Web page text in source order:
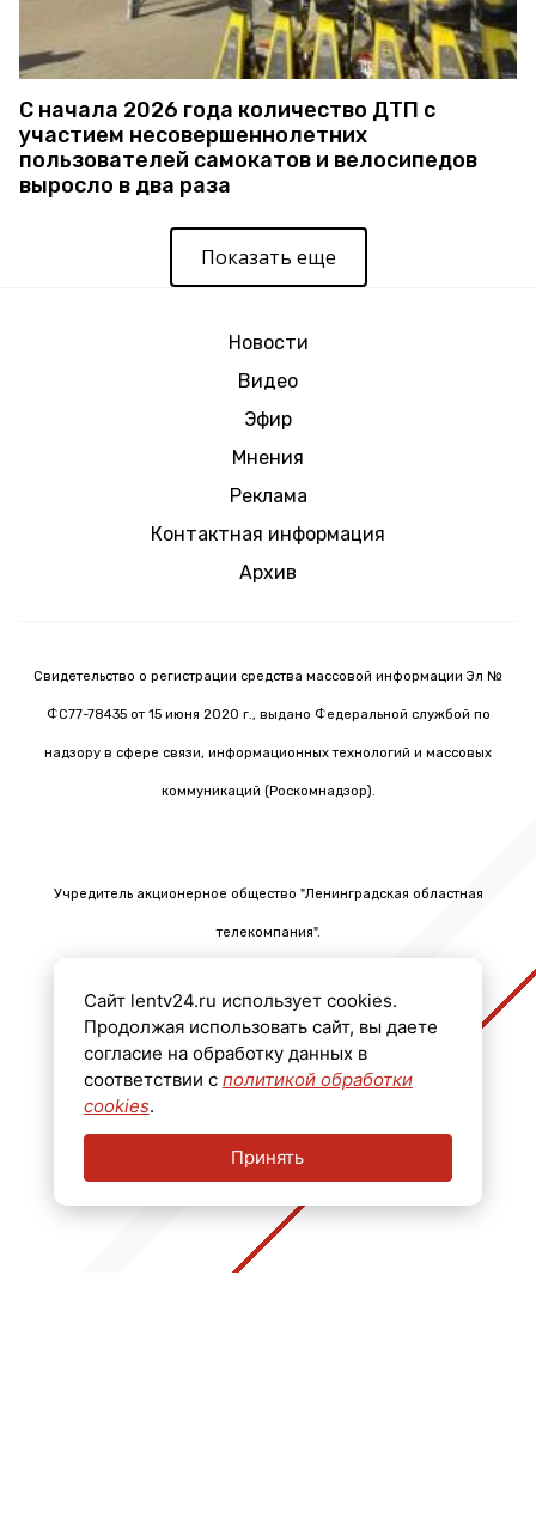
С начала 2026 года количество ДТП с
участием несовершеннолетних
пользователей самокатов и велосипедов
выросло в два раза
Показать еще
Новости
Видео
Эфир
Мнения
Реклама
Контактная информация
Архив
Свидетельство о регистрации средства массовой информации Эл №
ФС77-78435 от 15 июня 2020 г., выдано Федеральной службой по
надзору в сфере связи, информационных технологий и массовых
коммуникаций (Роскомнадзор).
Учредитель акционерное общество "Ленинградская областная
телекомпания".
Телефон: +7 (812) 640-6114
Email: info@lentv24.ru
Размещение рекламы admitriev@lentv24.ru
16+
Сайт lentv24.ru использует cookies.
Продолжая использовать сайт, вы даете
согласие на обработку данных в
соответствии с политикой обработки
cookies.
Принять